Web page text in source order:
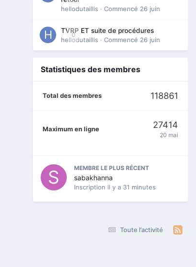
hellodutaillis · Commencé 26 juin
0
TVRP ET suite de procédures
hellodutaillis · Commencé 26 juin
Statistiques des membres
Total des membres 118861
Maximum en ligne 27414
20 mai
MEMBRE LE PLUS RÉCENT
sabakhanna
Inscription il y a 31 minutes
Toute l’activité